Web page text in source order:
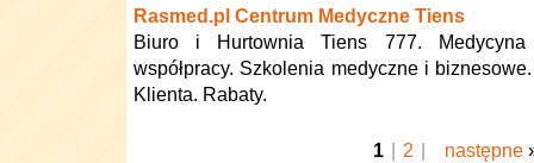
Rasmed.pl Centrum Medyczne Tiens
Biuro i Hurtownia Tiens 777. Medycyna
współpracy. Szkolenia medyczne i
Klienta. Rabaty.
1 | 2 | następne